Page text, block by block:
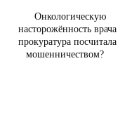
Онкологическую
насторожённость врача
прокуратура посчитала
мошенничеством?